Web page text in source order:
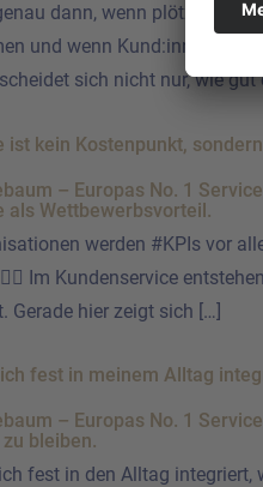
dann, wenn plötzlich
und wenn Kund:innen
sich nicht nur, wie gut
ist kein Kostenpunkt,
werden #KPIs vor
Im Kundenservice
Gerade hier zeigt sich […]
fest in meinem Alltag
fest in den Alltag integriert,